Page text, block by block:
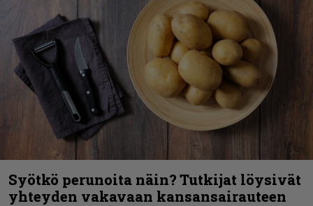
Syötkö perunoita näin? Tutkijat löysivät
yhteyden vakavaan kansansairauteen